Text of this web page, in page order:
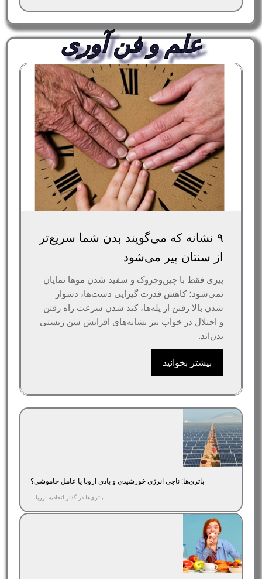
علم و فن آوری
۹ نشانه که می‌گویند بدن شما سریع‌تر
از سنتان پیر می‌شود
پیری فقط با چین‌وچروک و سفید شدن موها نمایان
نمی‌شود؛ کاهش قدرت گیرایی دست‌ها، دشوار
شدن بالا رفتن از پله‌ها، کند شدن سرعت راه رفتن
و اختلال در خواب نیز نشانه‌های افزایش سن زیستی
بدن‌اند.
بیشتر بخوانید
باتری‌ها: ناجی انرژی خورشیدی و بادی اروپا یا عامل خاموشی؟
باتری‌ها در گذار اتحادیه اروپا...